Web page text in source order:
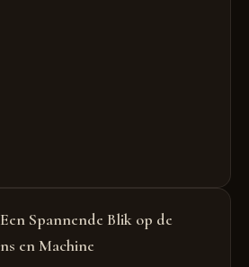
Spannende Blik op de
en Machine